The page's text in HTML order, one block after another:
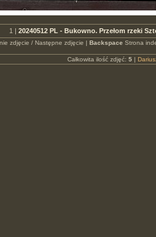
1 | 20240512 PL - Bukowno. Przełom rzeki
zdjęcie / Następne zdjęcie | Backspace Strona
Całkowita ilość zdjęć: 5|